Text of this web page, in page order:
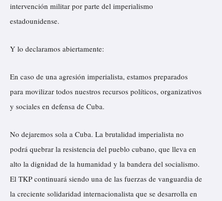
intervención militar por parte del imperialismo
estadounidense.
Y lo declaramos abiertamente:
En caso de una agresión imperialista, estamos preparados
para movilizar todos nuestros recursos políticos, organizativos
y sociales en defensa de Cuba.
No dejaremos sola a Cuba. La brutalidad imperialista no
podrá quebrar la resistencia del pueblo cubano, que lleva en
alto la dignidad de la humanidad y la bandera del socialismo.
El TKP continuará siendo una de las fuerzas de vanguardia de
la creciente solidaridad internacionalista que se desarrolla en